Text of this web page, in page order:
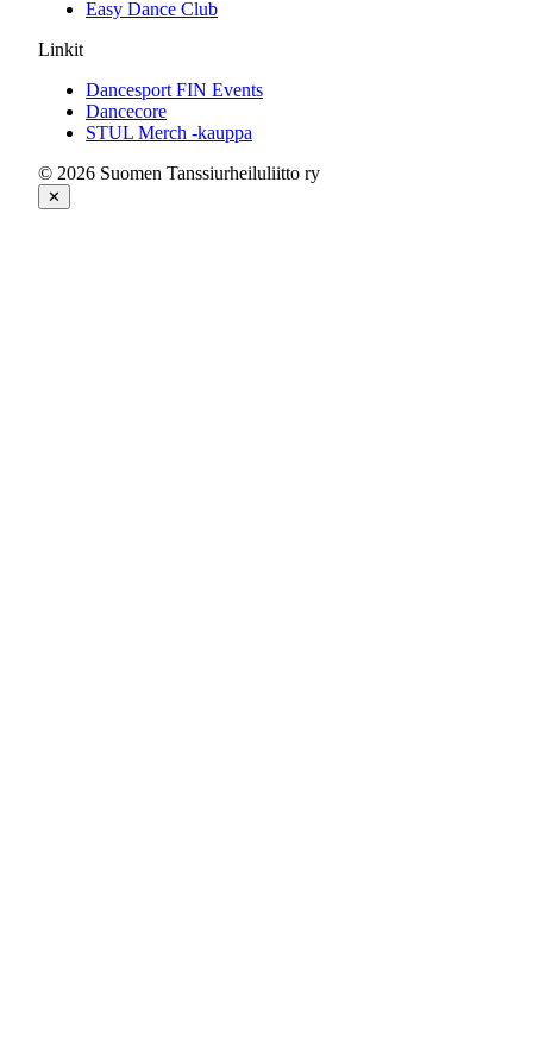
Easy Dance Club
Linkit
Dancesport FIN Events
Dancecore
STUL Merch -kauppa
© 2026 Suomen Tanssiurheiluliitto ry
✕